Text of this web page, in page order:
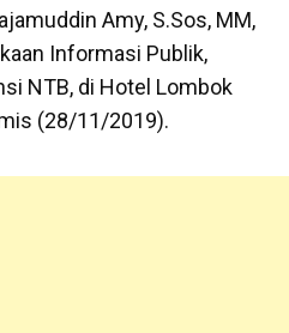
Amy, S.Sos, MM,
Informasi Publik,
NTB, di Hotel Lombok
(28/11/2019).